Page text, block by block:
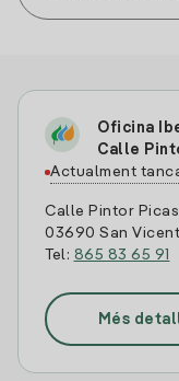
Oficina
Calle
Actualment
Calle Pintor
03690 San
Tel: 865 83 65 91
Més